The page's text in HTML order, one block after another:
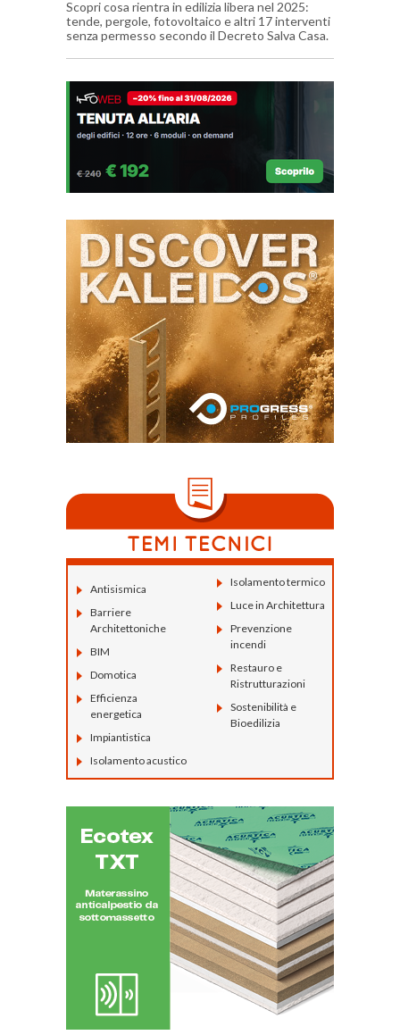
Scopri cosa rientra in edilizia libera nel 2025:
tende, pergole, fotovoltaico e altri 17 interventi
senza permesso secondo il Decreto Salva Casa.
Antisismica
Barriere
Architettoniche
BIM
Domotica
Efficienza
energetica
Impiantistica
Isolamento acustico
Isolamento termico
Luce in Architettura
Prevenzione
incendi
Restauro e
Ristrutturazioni
Sostenibilità e
Bioedilizia